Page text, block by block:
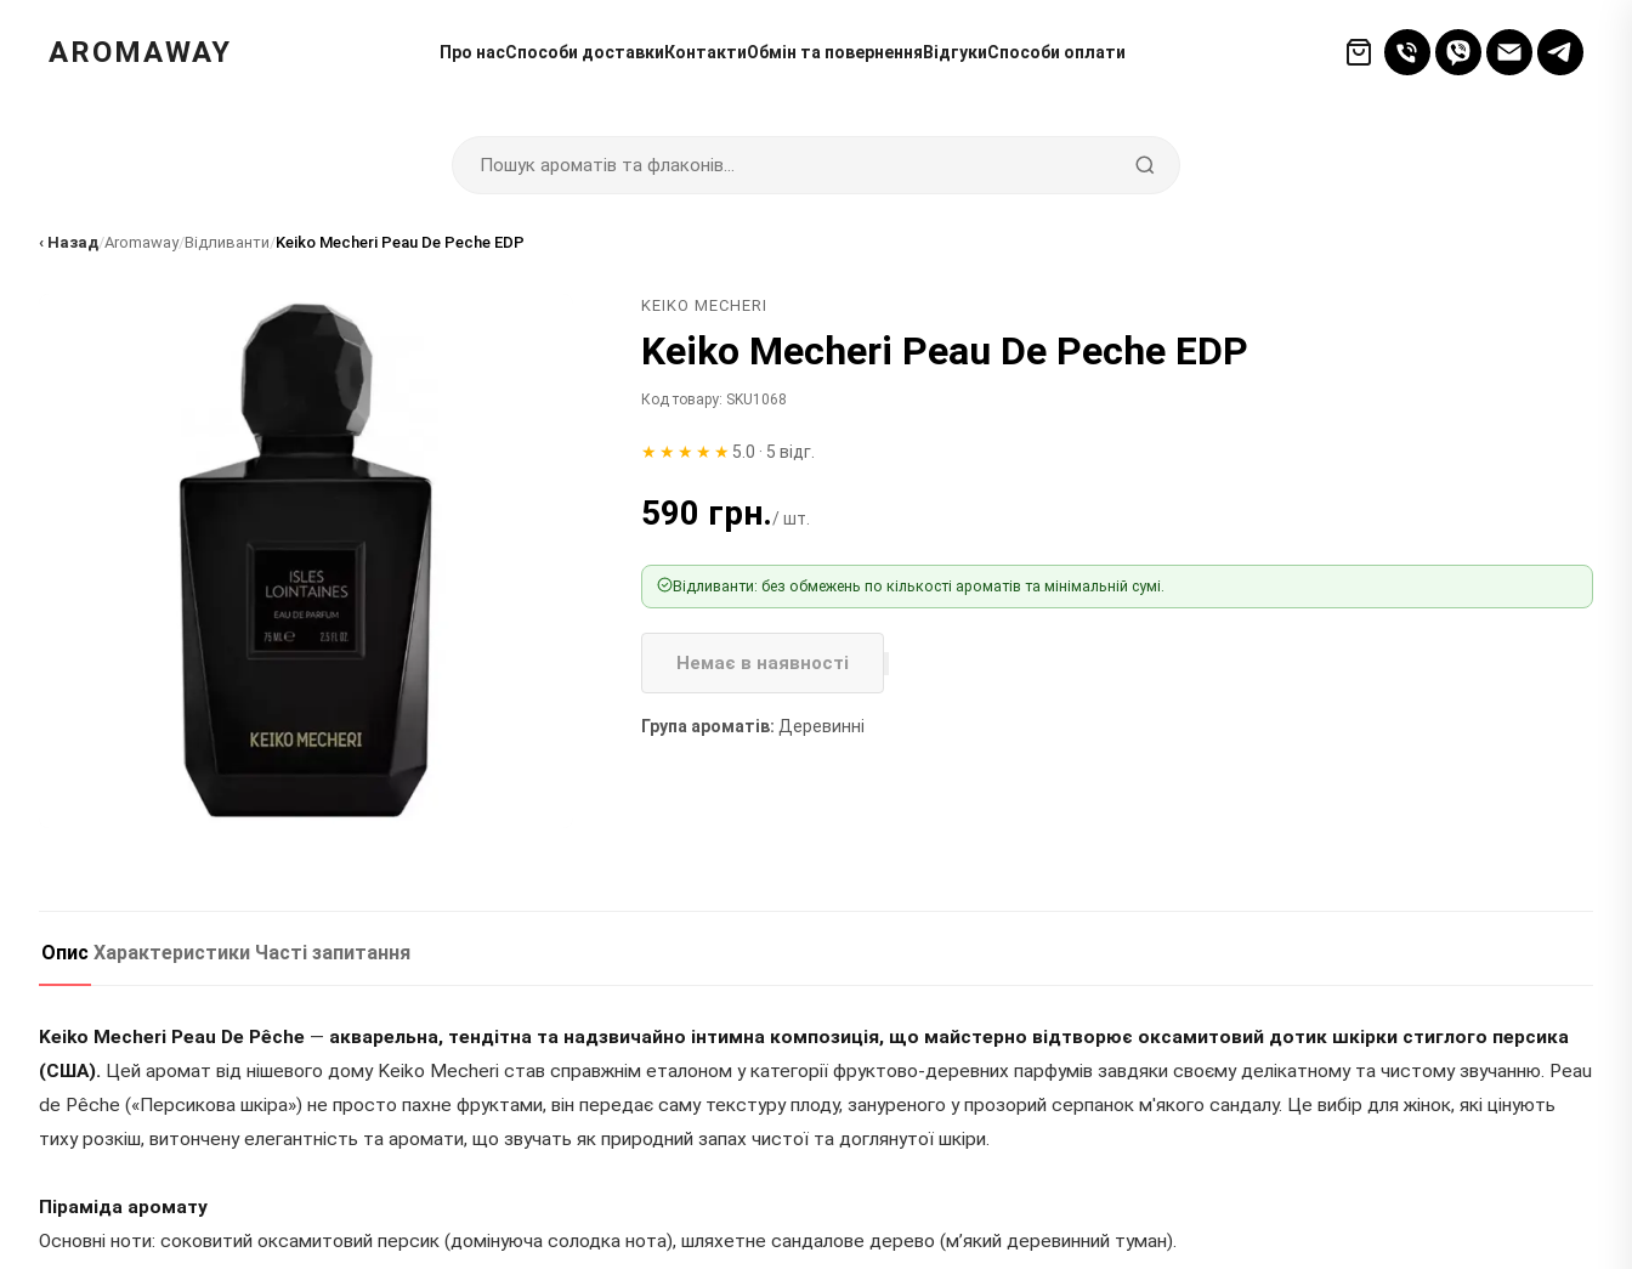
AROMAWAY Про насСпособи доставки КонтактиОбмін та повернення ВідгукиСпособи оплати
‹ Назад/Aromaway/Відливанти/Keiko Mecheri Peau De Peche EDP
KEIKO MECHERI
Keiko Mecheri Peau De Peche EDP
Код товару: SKU1068
★★★★★ 5.0 · 5 відг.
590 грн./ шт.
Відливанти: без обмежень по кількості ароматів та мінімальній сумі.
Немає в наявності
Група ароматів: Деревинні
Опис Характеристики Часті запитання
Keiko Mecheri Peau De Pêche — акварельна, тендітна та надзвичайно інтимна композиція, що майстерно відтворює оксамитовий дотик шкірки стиглого персика
(США). Цей аромат від нішевого дому Keiko Mecheri став справжнім еталоном у категорії фруктово-деревних парфумів завдяки своєму делікатному та чистому звучанню. Peau
de Pêche («Персикова шкіра») не просто пахне фруктами, він передає саму текстуру плоду, зануреного у прозорий серпанок м'якого сандалу. Це вибір для жінок, які цінують
тиху розкіш, витончену елегантність та аромати, що звучать як природний запах чистої та доглянутої шкіри.
Піраміда аромату
Основні ноти: соковитий оксамитовий персик (домінуюча солодка нота), шляхетне сандалове дерево (м’який деревинний туман).